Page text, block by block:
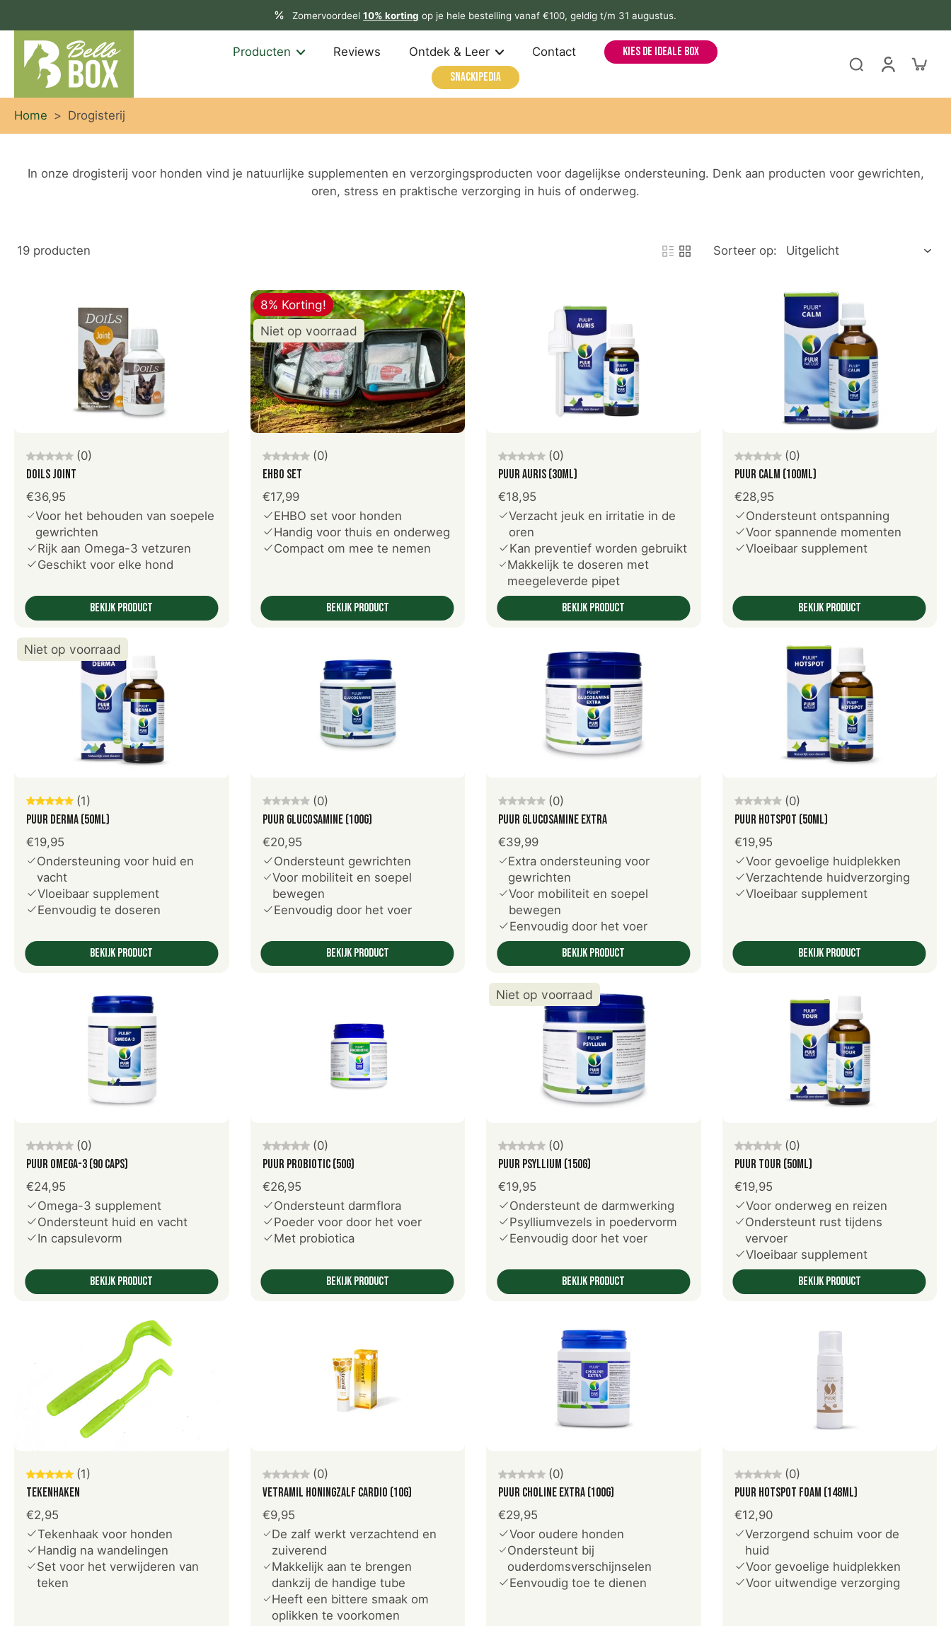
Zomervoordeel10% korting op je hele bestelling vanaf €100, geldig t/m 31 augustus.
Producten Reviews Ontdek & Leer Contact
Kies de ideale box
Snackipedia
Home > Drogisterij
In onze drogisterij voor honden vind je natuurlijke supplementen en verzorgingsproducten voor dagelijkse ondersteuning. Denk aan producten voor gewrichten,
oren, stress en praktische verzorging in huis of onderweg.
19 producten Sorteer op:
(0)
Doils Joint
€36,95
Voor het behouden van soepele
gewrichten
Rijk aan Omega-3 vetzuren
Geschikt voor elke hond
Bekijk product
8% Korting!
Niet op voorraad
(0)
EHBO set
€17,99
EHBO set voor honden
Handig voor thuis en onderweg
Compact om mee te nemen
Bekijk product
(0)
PUUR Auris (30ml)
€18,95
Verzacht jeuk en irritatie in de
oren
Kan preventief worden gebruikt
Makkelijk te doseren met
meegeleverde pipet
Bekijk product
(0)
PUUR Calm (100ml)
€28,95
Ondersteunt ontspanning
Voor spannende momenten
Vloeibaar supplement
Bekijk product
Niet op voorraad
(1)
PUUR Derma (50ml)
€19,95
Ondersteuning voor huid en
vacht
Vloeibaar supplement
Eenvoudig te doseren
Bekijk product
(0)
PUUR Glucosamine (100g)
€20,95
Ondersteunt gewrichten
Voor mobiliteit en soepel
bewegen
Eenvoudig door het voer
Bekijk product
(0)
PUUR Glucosamine Extra
€39,99
Extra ondersteuning voor
gewrichten
Voor mobiliteit en soepel
bewegen
Eenvoudig door het voer
Bekijk product
(0)
PUUR Hotspot (50ml)
€19,95
Voor gevoelige huidplekken
Verzachtende huidverzorging
Vloeibaar supplement
Bekijk product
(0)
PUUR Omega-3 (90 caps)
€24,95
Omega-3 supplement
Ondersteunt huid en vacht
In capsulevorm
Bekijk product
(0)
PUUR Probiotic (50g)
€26,95
Ondersteunt darmflora
Poeder voor door het voer
Met probiotica
Bekijk product
Niet op voorraad
(0)
PUUR Psyllium (150g)
€19,95
Ondersteunt de darmwerking
Psylliumvezels in poedervorm
Eenvoudig door het voer
Bekijk product
(0)
PUUR Tour (50ml)
€19,95
Voor onderweg en reizen
Ondersteunt rust tijdens
vervoer
Vloeibaar supplement
Bekijk product
(1)
Tekenhaken
€2,95
Tekenhaak voor honden
Handig na wandelingen
Set voor het verwijderen van
teken
(0)
Vetramil Honingzalf Cardio (10g)
€9,95
De zalf werkt verzachtend en
zuiverend
Makkelijk aan te brengen
dankzij de handige tube
Heeft een bittere smaak om
oplikken te voorkomen
(0)
PUUR choline extra (100g)
€29,95
Voor oudere honden
Ondersteunt bij
ouderdomsverschijnselen
Eenvoudig toe te dienen
(0)
PUUR hotspot foam (148ml)
€12,90
Verzorgend schuim voor de
huid
Voor gevoelige huidplekken
Voor uitwendige verzorging